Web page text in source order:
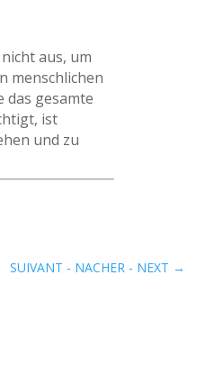
aus, um
menschlichen
das gesamte
ist
und zu
SUIVANT - NACHER - NEXT →